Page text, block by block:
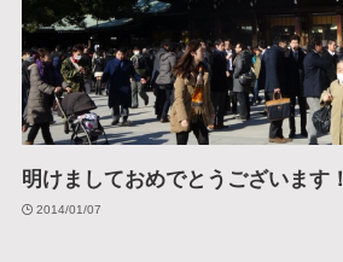
明けましておめでとうございます！
2014/01/07